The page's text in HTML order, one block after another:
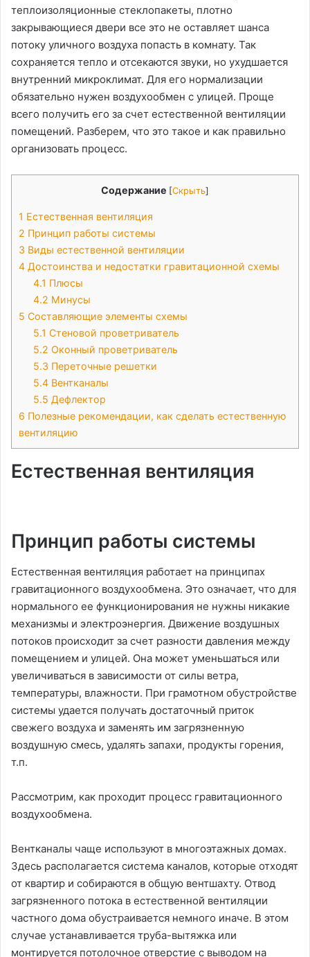
теплоизоляционные стеклопакеты, плотно
закрывающиеся двери все это не оставляет шанса
потоку уличного воздуха попасть в комнату. Так
сохраняется тепло и отсекаются звуки, но ухудшается
внутренний микроклимат. Для его нормализации
обязательно нужен воздухообмен с улицей. Проще
всего получить его за счет естественной вентиляции
помещений. Разберем, что это такое и как правильно
организовать процесс.
Содержание [Скрыть]
1 Естественная вентиляция
2 Принцип работы системы
3 Виды естественной вентиляции
4 Достоинства и недостатки гравитационной схемы
4.1 Плюсы
4.2 Минусы
5 Составляющие элементы схемы
5.1 Стеновой проветриватель
5.2 Оконный проветриватель
5.3 Переточные решетки
5.4 Вентканалы
5.5 Дефлектор
6 Полезные рекомендации, как сделать естественную
вентиляцию
Естественная вентиляция
Принцип работы системы
Естественная вентиляция работает на принципах
гравитационного воздухообмена. Это означает, что для
нормального ее функционирования не нужны никакие
механизмы и электроэнергия. Движение воздушных
потоков происходит за счет разности давления между
помещением и улицей. Она может уменьшаться или
увеличиваться в зависимости от силы ветра,
температуры, влажности. При грамотном обустройстве
системы удается получать достаточный приток
свежего воздуха и заменять им загрязненную
воздушную смесь, удалять запахи, продукты горения,
т.п.
Рассмотрим, как проходит процесс гравитационного
воздухообмена.
Вентканалы чаще используют в многоэтажных домах.
Здесь располагается система каналов, которые отходят
от квартир и собираются в общую вентшахту. Отвод
загрязненного потока в естественной вентиляции
частного дома обустраивается немного иначе. В этом
случае устанавливается труба-вытяжка или
монтируется потолочное отверстие с выводом на